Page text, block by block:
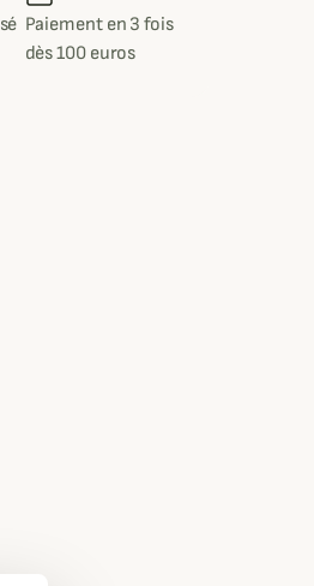
Paiement en 3 fois
dès 100 euros